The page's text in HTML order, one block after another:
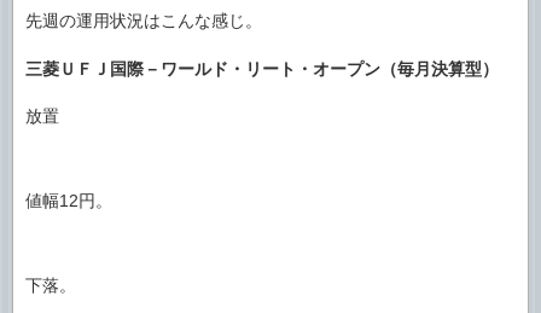
先週の運用状況はこんな感じ。
三菱ＵＦＪ国際－ワールド・リート・オープン（毎月決算型）
放置
値幅12円。
下落。